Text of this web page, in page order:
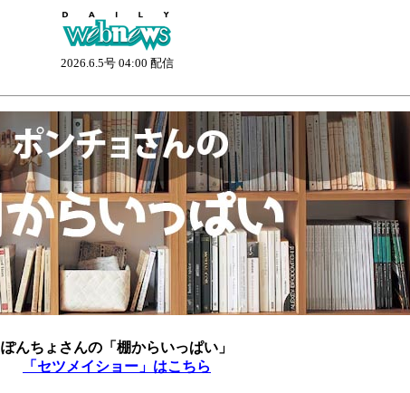
2026.6.5号 04:00 配信
ぽんちょさんの「棚からいっぱい」
「セツメイショー」はこちら